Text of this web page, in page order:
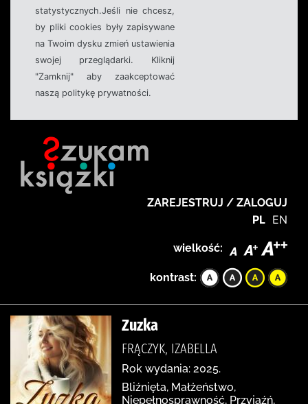
statystycznych.Jeśli nie chcesz,
by pliki cookies były zapisywane
na Twoim dysku zmień ustawienia
swojej przeglądarki. Kliknij
"Zamknij" aby zaakceptować
naszą politykę prywatności.
ZAREJESTRUJ / ZALOGUJ
PL EN
wielkość:
kontrast:
Zuzka
FRĄCZYK, IZABELLA
Rok wydania: 2025.
Bliźnięta, Małżeństwo,
Niepełnosprawność, Przyjaźń,